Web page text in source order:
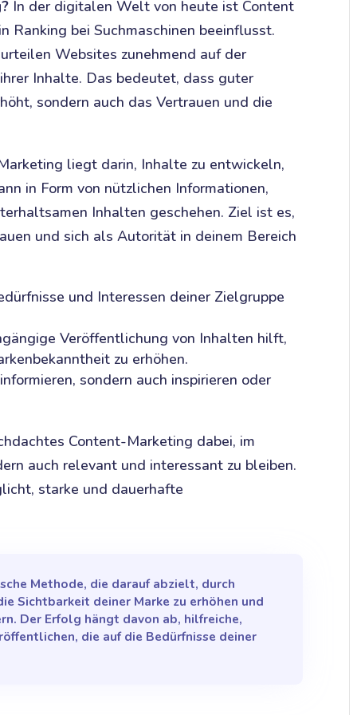
In der digitalen Welt von heute ist Content
Ranking bei Suchmaschinen beeinflusst.
Websites zunehmend auf der
Inhalte. Das bedeutet, dass guter
sondern auch das Vertrauen und die
liegt darin, Inhalte zu entwickeln,
in Form von nützlichen Informationen,
Inhalten geschehen. Ziel ist es,
und sich als Autorität in deinem Bereich
und Interessen deiner Zielgruppe
Veröffentlichung von Inhalten hilft,
zu erhöhen.
sondern auch inspirieren oder
Content-Marketing dabei, im
auch relevant und interessant zu bleiben.
starke und dauerhafte
Methode, die darauf abzielt, durch
Sichtbarkeit deiner Marke zu erhöhen und
Der Erfolg hängt davon ab, hilfreiche,
die auf die Bedürfnisse deiner